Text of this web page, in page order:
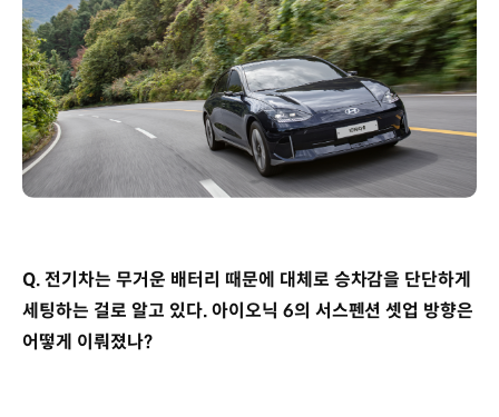
Q. 전기차는 무거운 배터리 때문에 대체로 승차감을 단단하게
세팅하는 걸로 알고 있다. 아이오닉 6의 서스펜션 셋업 방향은
어떻게 이뤄졌나?